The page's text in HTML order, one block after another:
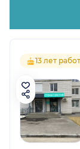
13 лет